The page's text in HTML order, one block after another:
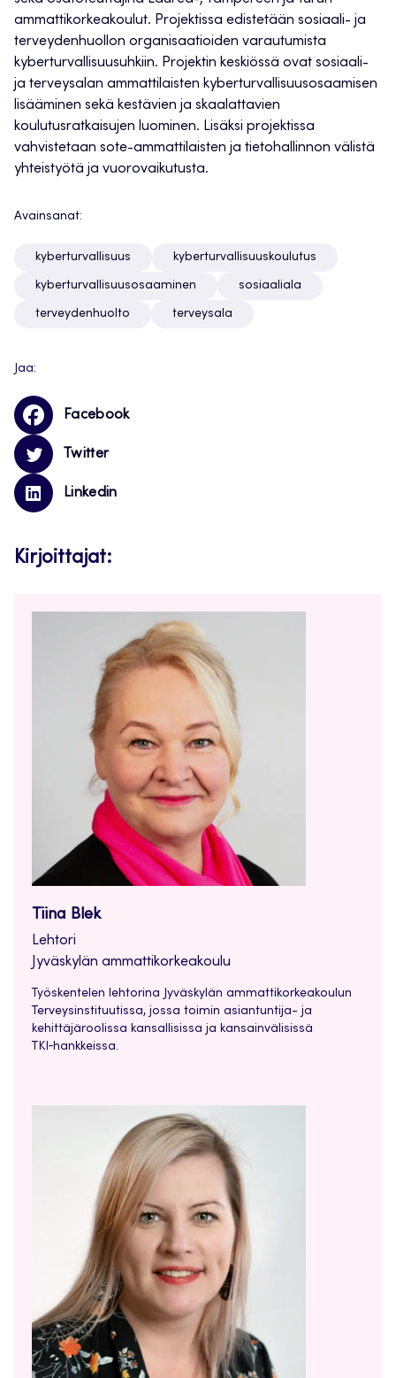
ammattikorkeakoulut. Projektissa edistetään sosiaali- ja
terveydenhuollon organisaatioiden varautumista
kyberturvallisuusuhkiin. Projektin keskiössä ovat sosiaali-
ja terveysalan ammattilaisten kyberturvallisuusosaamisen
lisääminen sekä kestävien ja skaalattavien
koulutusratkaisujen luominen. Lisäksi projektissa
vahvistetaan sote-ammattilaisten ja tietohallinnon välistä
yhteistyötä ja vuorovaikutusta.
Avainsanat:
kyberturvallisuus kyberturvallisuuskoulutus
kyberturvallisuusosaaminen sosiaaliala
terveydenhuolto terveysala
Jaa:
Facebook
Twitter
Linkedin
Kirjoittajat:
Tiina Blek
Lehtori
Jyväskylän ammattikorkeakoulu
Työskentelen lehtorina Jyväskylän ammattikorkeakoulun
Terveysinstituutissa, jossa toimin asiantuntija- ja
kehittäjäroolissa kansallisissa ja kansainvälisissä
TKI‑hankkeissa.